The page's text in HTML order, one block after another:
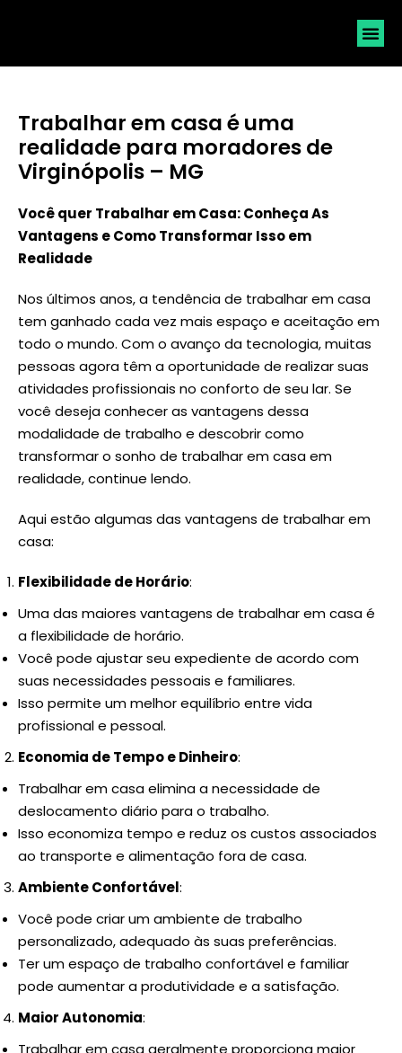
Trabalhar em casa é uma
realidade para moradores de
Virginópolis – MG
Você quer Trabalhar em Casa: Conheça As
Vantagens e Como Transformar Isso em
Realidade
Nos últimos anos, a tendência de trabalhar em casa
tem ganhado cada vez mais espaço e aceitação em
todo o mundo. Com o avanço da tecnologia, muitas
pessoas agora têm a oportunidade de realizar suas
atividades profissionais no conforto de seu lar. Se
você deseja conhecer as vantagens dessa
modalidade de trabalho e descobrir como
transformar o sonho de trabalhar em casa em
realidade, continue lendo.
Aqui estão algumas das vantagens de trabalhar em
casa:
Flexibilidade de Horário:
Uma das maiores vantagens de trabalhar em casa é
a flexibilidade de horário.
Você pode ajustar seu expediente de acordo com
suas necessidades pessoais e familiares.
Isso permite um melhor equilíbrio entre vida
profissional e pessoal.
Economia de Tempo e Dinheiro:
Trabalhar em casa elimina a necessidade de
deslocamento diário para o trabalho.
Isso economiza tempo e reduz os custos associados
ao transporte e alimentação fora de casa.
Ambiente Confortável:
Você pode criar um ambiente de trabalho
personalizado, adequado às suas preferências.
Ter um espaço de trabalho confortável e familiar
pode aumentar a produtividade e a satisfação.
Maior Autonomia:
Trabalhar em casa geralmente proporciona maior